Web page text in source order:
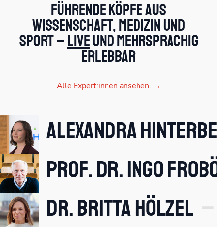
Führende Köpfe aus
Wissenschaft, Medizin und
Sport –liveund mehrsprachig
erlebbar
Alle Expert:innen ansehen. →
Alexandra
Prof. Dr. Ingo
Dr. Britta Hölzel